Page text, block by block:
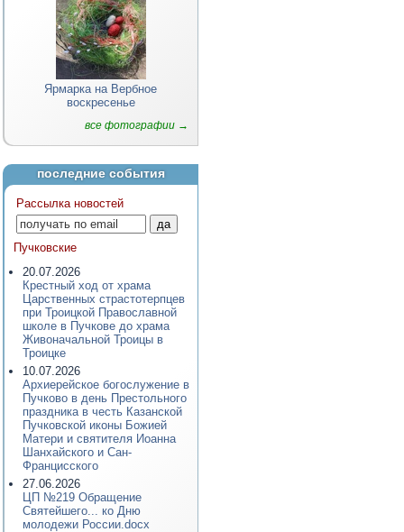
Ярмарка на Вербное
воскресенье
все фотографии →
последние события
Рассылка новостей
Пучковские
20.07.2026
Крестный ход от храма
Царственных страстотерпцев
при Троицкой Православной
школе в Пучкове до храма
Живоначальной Троицы в
Троицке
10.07.2026
Архиерейское богослужение в
Пучково в день Престольного
праздника в честь Казанской
Пучковской иконы Божией
Матери и святителя Иоанна
Шанхайского и Сан-
Францисского
27.06.2026
ЦП №219 Обращение
Святейшего... ко Дню
молодежи России.docx